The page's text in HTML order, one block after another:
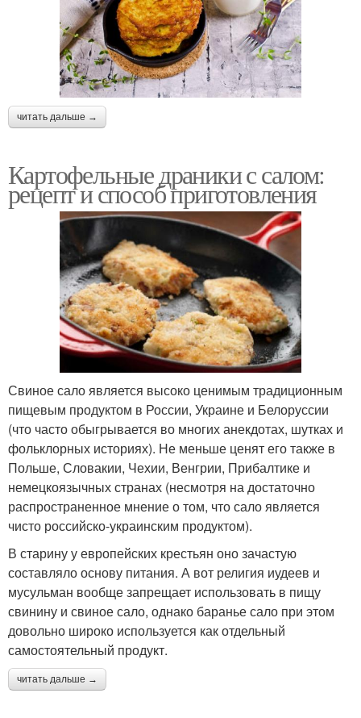
читать дальше →
Картофельные драники с салом:
рецепт и способ приготовления
Свиное сало является высоко ценимым традиционным
пищевым продуктом в России, Украине и Белоруссии
(что часто обыгрывается во многих анекдотах, шутках и
фольклорных историях). Не меньше ценят его также в
Польше, Словакии, Чехии, Венгрии, Прибалтике и
немецкоязычных странах (несмотря на достаточно
распространенное мнение о том, что сало является
чисто российско-украинским продуктом).
В старину у европейских крестьян оно зачастую
составляло основу питания. А вот религия иудеев и
мусульман вообще запрещает использовать в пищу
свинину и свиное сало, однако баранье сало при этом
довольно широко используется как отдельный
самостоятельный продукт.
читать дальше →